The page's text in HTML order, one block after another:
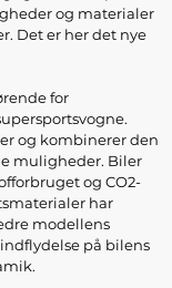
og materialer
Det er her det nye
for
og kombinerer den
muligheder. Biler
og CO2-
har
modellens
på bilens